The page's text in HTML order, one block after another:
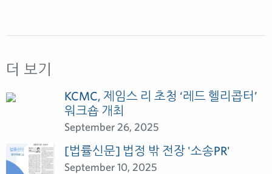
더 보기
KCMC, 제임스 리 초청 ‘레드 헬리콥터’
워크숍 개최
September 26, 2025
[법률신문] 법정 밖 전장 '소송PR'
September 10, 2025